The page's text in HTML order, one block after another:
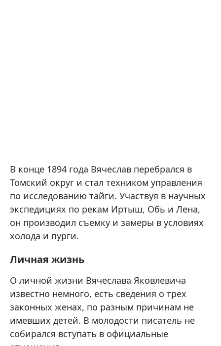
В конце 1894 года Вячеслав перебрался в
Томский округ и стал техником управления
по исследованию тайги. Участвуя в научных
экспедициях по рекам Иртыш, Обь и Лена,
он производил съемку и замеры в условиях
холода и пурги.
Личная жизнь
О личной жизни Вячеслава Яковлевича
известно немного, есть сведения о трех
законных женах, по разным причинам не
имевших детей. В молодости писатель не
собирался вступать в официальные